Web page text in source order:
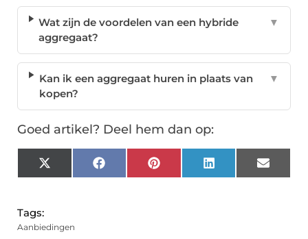
Wat zijn de voordelen van een hybride
aggregaat?
▼
Kan ik een aggregaat huren in plaats van
kopen?
▼
Goed artikel? Deel hem dan op:
X
(Twitter)
FacebookPinterest LinkedIn Email
Tags:
Aanbiedingen